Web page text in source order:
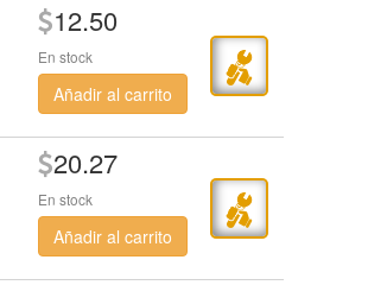
12.50
En stock
Añadir al carrito
20.27
En stock
Añadir al carrito